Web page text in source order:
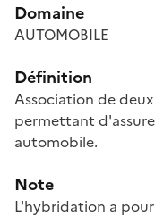
Domaine
AUTOMOBILE
Définition
Association de
permettant
automobile.
Note
L'hybridation a